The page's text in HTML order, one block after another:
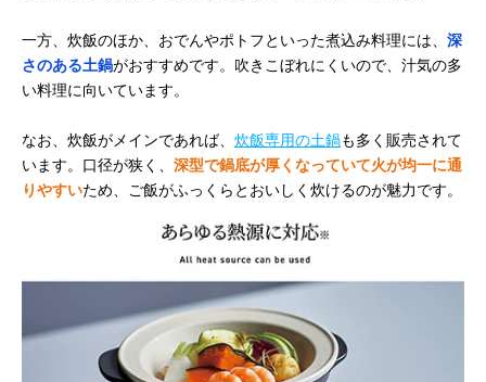
一方、炊飯のほか、おでんやポトフといった煮込み料理には、 深
さのある土鍋がおすすめです。吹きこぼれにくいので、汁気の多
い料理に向いています。
なお、炊飯がメインであれば、 炊飯専用の土鍋も多く販売されて
います。口径が狭く、 深型で鍋底が厚くなっていて火が均一に通
りやすいため、ご飯がふっくらとおいしく炊けるのが魅力です。